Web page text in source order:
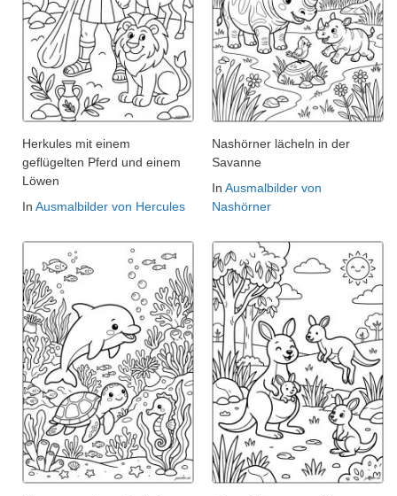
Herkules mit einem
geflügelten Pferd und einem
Löwen
In Ausmalbilder von Hercules
Nashörner lächeln in der
Savanne
In Ausmalbilder von
Nashörner